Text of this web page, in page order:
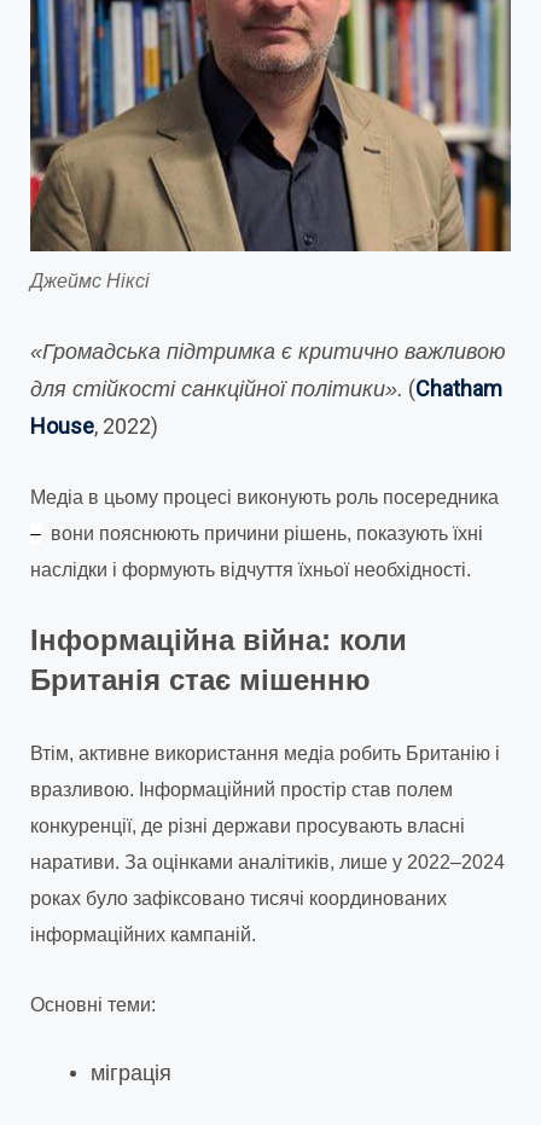
Джеймс Ніксі
«Громадська підтримка є критично важливою
для стійкості санкційної політики». (Chatham
House, 2022)
Медіа в цьому процесі виконують роль посередника
– вони пояснюють причини рішень, показують їхні
наслідки і формують відчуття їхньої необхідності.
Інформаційна війна: коли
Британія стає мішенню
Втім, активне використання медіа робить Британію і
вразливою. Інформаційний простір став полем
конкуренції, де різні держави просувають власні
наративи. За оцінками аналітиків, лише у 2022–2024
роках було зафіксовано тисячі координованих
інформаційних кампаній.
Основні теми:
міграція